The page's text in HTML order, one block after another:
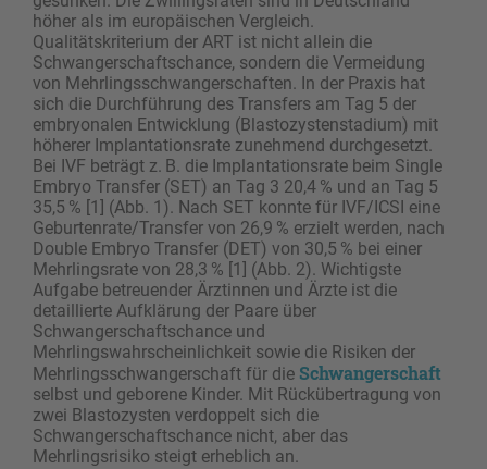
höher als im europäischen Vergleich.
Qualitätskriterium der ART ist nicht allein die
Schwangerschaftschance, sondern die Vermeidung
von Mehrlingsschwangerschaften. In der Praxis hat
sich die Durchführung des Transfers am Tag 5 der
embryonalen Entwicklung (Blastozystenstadium) mit
höherer Implantationsrate zunehmend durchgesetzt.
Bei IVF beträgt z. B. die Implantationsrate beim Single
Em­bryo Transfer (SET) an Tag 3 20,4 % und an Tag 5
35,5 % [1] (Abb. 1). Nach SET konnte für IVF/ICSI eine
Geburtenrate/Transfer von 26,9 % erzielt werden, nach
Double Embryo Transfer (DET) von 30,5 % bei einer
Mehrlingsrate von 28,3 % [1] (Abb. 2). Wichtigste
Aufgabe betreuender Ärztinnen und Ärzte ist die
detaillierte Aufklärung der Paare über
Schwangerschaftschance und
Mehrlingswahrscheinlichkeit sowie die Risiken der
Mehrlingsschwangerschaft für die Schwangerschaft
selbst und geborene Kinder. Mit Rückübertragung von
zwei Blastozysten verdoppelt sich die
Schwangerschaftschance nicht, aber das
Mehrlingsrisiko steigt erheblich an.